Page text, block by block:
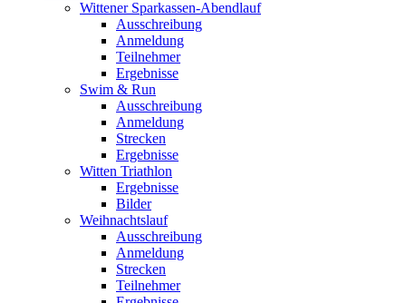
Wittener Sparkassen-Abendlauf
Ausschreibung
Anmeldung
Teilnehmer
Ergebnisse
Swim & Run
Ausschreibung
Anmeldung
Strecken
Ergebnisse
Witten Triathlon
Ergebnisse
Bilder
Weihnachtslauf
Ausschreibung
Anmeldung
Strecken
Teilnehmer